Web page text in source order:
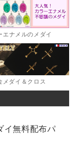
エナメルのメダイ
メダイ＆クロス
イ無料配布パ